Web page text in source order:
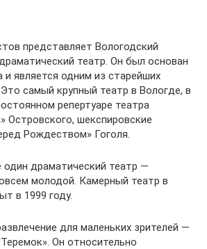
представляет Вологодский
театр. Он был основан
и является одним из старейших
самый крупный театр в Вологде, в
репертуаре театра
Островского, шекспировские
Рождеством» Гоголя.
драматический театр —
молодой. Камерный театр в
в 1999 году.
для маленьких зрителей —
Он относительно